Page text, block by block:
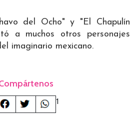
del Ocho" y "El Chapulín
a muchos otros personajes
imaginario mexicano.
1